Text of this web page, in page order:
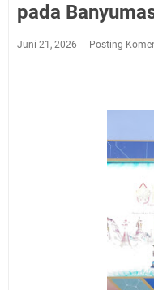
pada
Juni 21, 2026 Posting